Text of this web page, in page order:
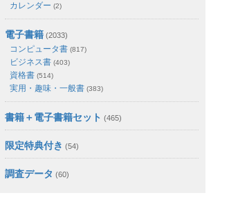
カレンダー (2)
電子書籍 (2033)
コンピュータ書 (817)
ビジネス書 (403)
資格書 (514)
実用・趣味・一般書 (383)
書籍＋電子書籍セット (465)
限定特典付き (54)
調査データ (60)